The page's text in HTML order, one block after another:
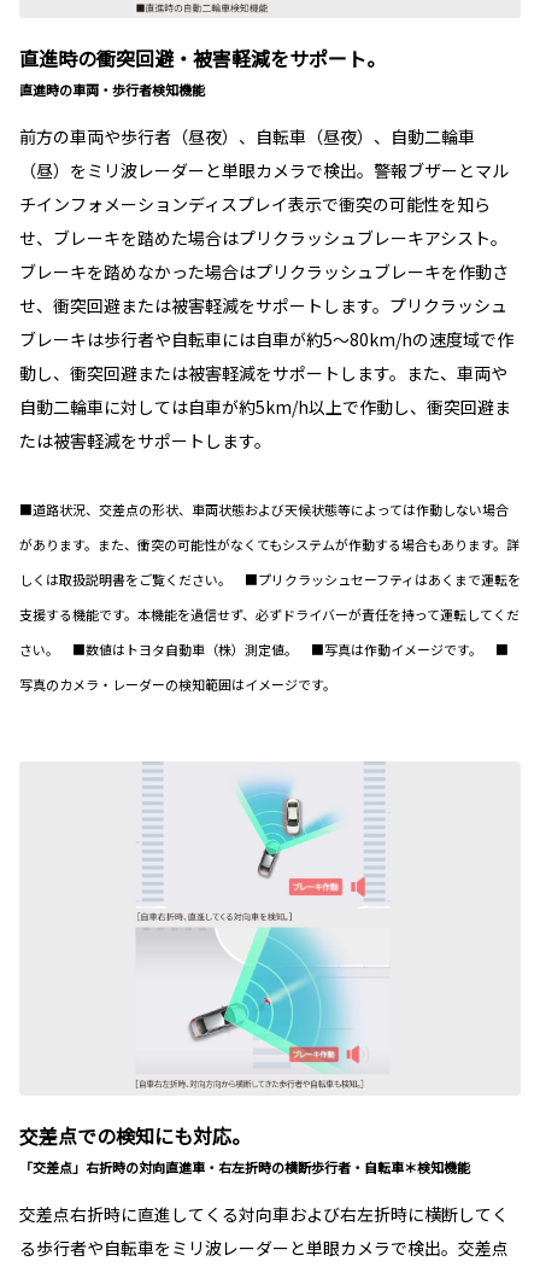
直進時の衝突回避・被害軽減をサポート。
直進時の車両・歩行者検知機能
前方の車両や歩行者（昼夜）、自転車（昼夜）、自動二輪車
（昼）をミリ波レーダーと単眼カメラで検出。警報ブザーとマル
チインフォメーションディスプレイ表示で衝突の可能性を知ら
せ、ブレーキを踏めた場合はプリクラッシュブレーキアシスト。
ブレーキを踏めなかった場合はプリクラッシュブレーキを作動さ
せ、衝突回避または被害軽減をサポートします。プリクラッシュ
ブレーキは歩行者や自転車には自車が約5〜80km/hの速度域で作
動し、衝突回避または被害軽減をサポートします。また、車両や
自動二輪車に対しては自車が約5km/h以上で作動し、衝突回避ま
たは被害軽減をサポートします。
■道路状況、交差点の形状、車両状態および天候状態等によっては作動しない場合
があります。また、衝突の可能性がなくてもシステムが作動する場合もあります。詳
しくは取扱説明書をご覧ください。 ■プリクラッシュセーフティはあくまで運転を
支援する機能です。本機能を過信せず、必ずドライバーが責任を持って運転してくだ
さい。 ■数値はトヨタ自動車（株）測定値。 ■写真は作動イメージです。 ■
写真のカメラ・レーダーの検知範囲はイメージです。
交差点での検知にも対応。
「交差点」右折時の対向直進車・右左折時の横断歩行者・自転車＊検知機能
交差点右折時に直進してくる対向車および右左折時に横断してく
る歩行者や自転車をミリ波レーダーと単眼カメラで検出。交差点